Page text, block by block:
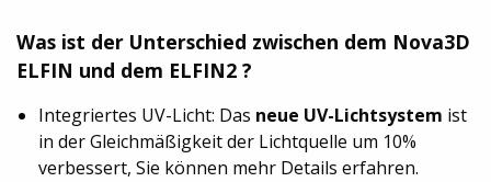
Was ist der Unterschied zwischen dem Nova3D
ELFIN und dem ELFIN2 ?
Integriertes UV-Licht: Das neue UV-Lichtsystem ist
in der Gleichmäßigkeit der Lichtquelle um 10%
verbessert, Sie können mehr Details erfahren.